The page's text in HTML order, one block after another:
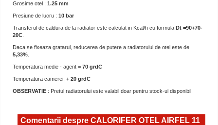
Grosime otel : 1.25 mm
Presiune de lucru : 10 bar
Transferul de caldura de la radiator este calculat in Kcal/h cu formula Dt =90+70-
20C
Daca se fixeaza gratarul, reducerea de putere a radiatorului de otel este de
5,33%
Temperatura medie - agent = 70 grdC
Temperatura camerei: + 20 grdC
OBSERVATIE : Pretul radiatorului este valabil doar pentru stock-ul disponibil.
Comentarii despre CALORIFER OTEL AIRFEL 11